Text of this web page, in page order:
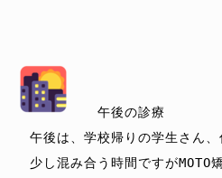
午後の診療
午後は、学校帰りの学生さん
少し混み合う時間ですがMOTO